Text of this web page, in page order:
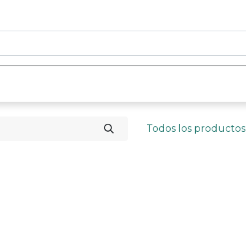
Todos los productos